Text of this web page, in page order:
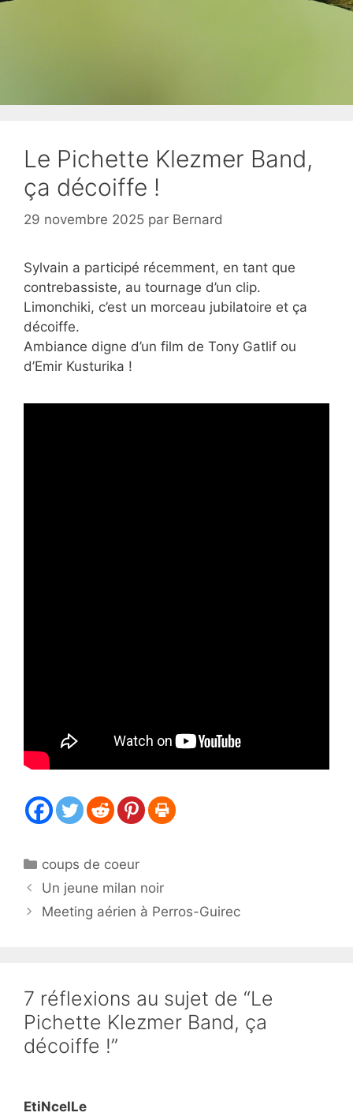
Le Pichette Klezmer Band,
ça décoiffe !
29 novembre 2025 par Bernard
Sylvain a participé récemment, en tant que
contrebassiste, au tournage d’un clip.
Limonchiki, c’est un morceau jubilatoire et ça
décoiffe.
Ambiance digne d’un film de Tony Gatlif ou
d’Emir Kusturika !
Catégories
coups de coeur
Un jeune milan noir
Meeting aérien à Perros-Guirec
7 réflexions au sujet de “Le
Pichette Klezmer Band, ça
décoiffe !”
EtiNcelLe